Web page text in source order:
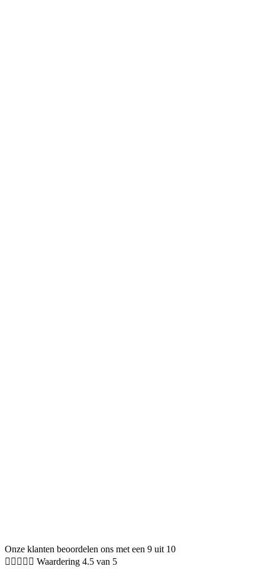
Onze klanten beoordelen ons met een 9 uit 10
     Waardering 4.5 van 5